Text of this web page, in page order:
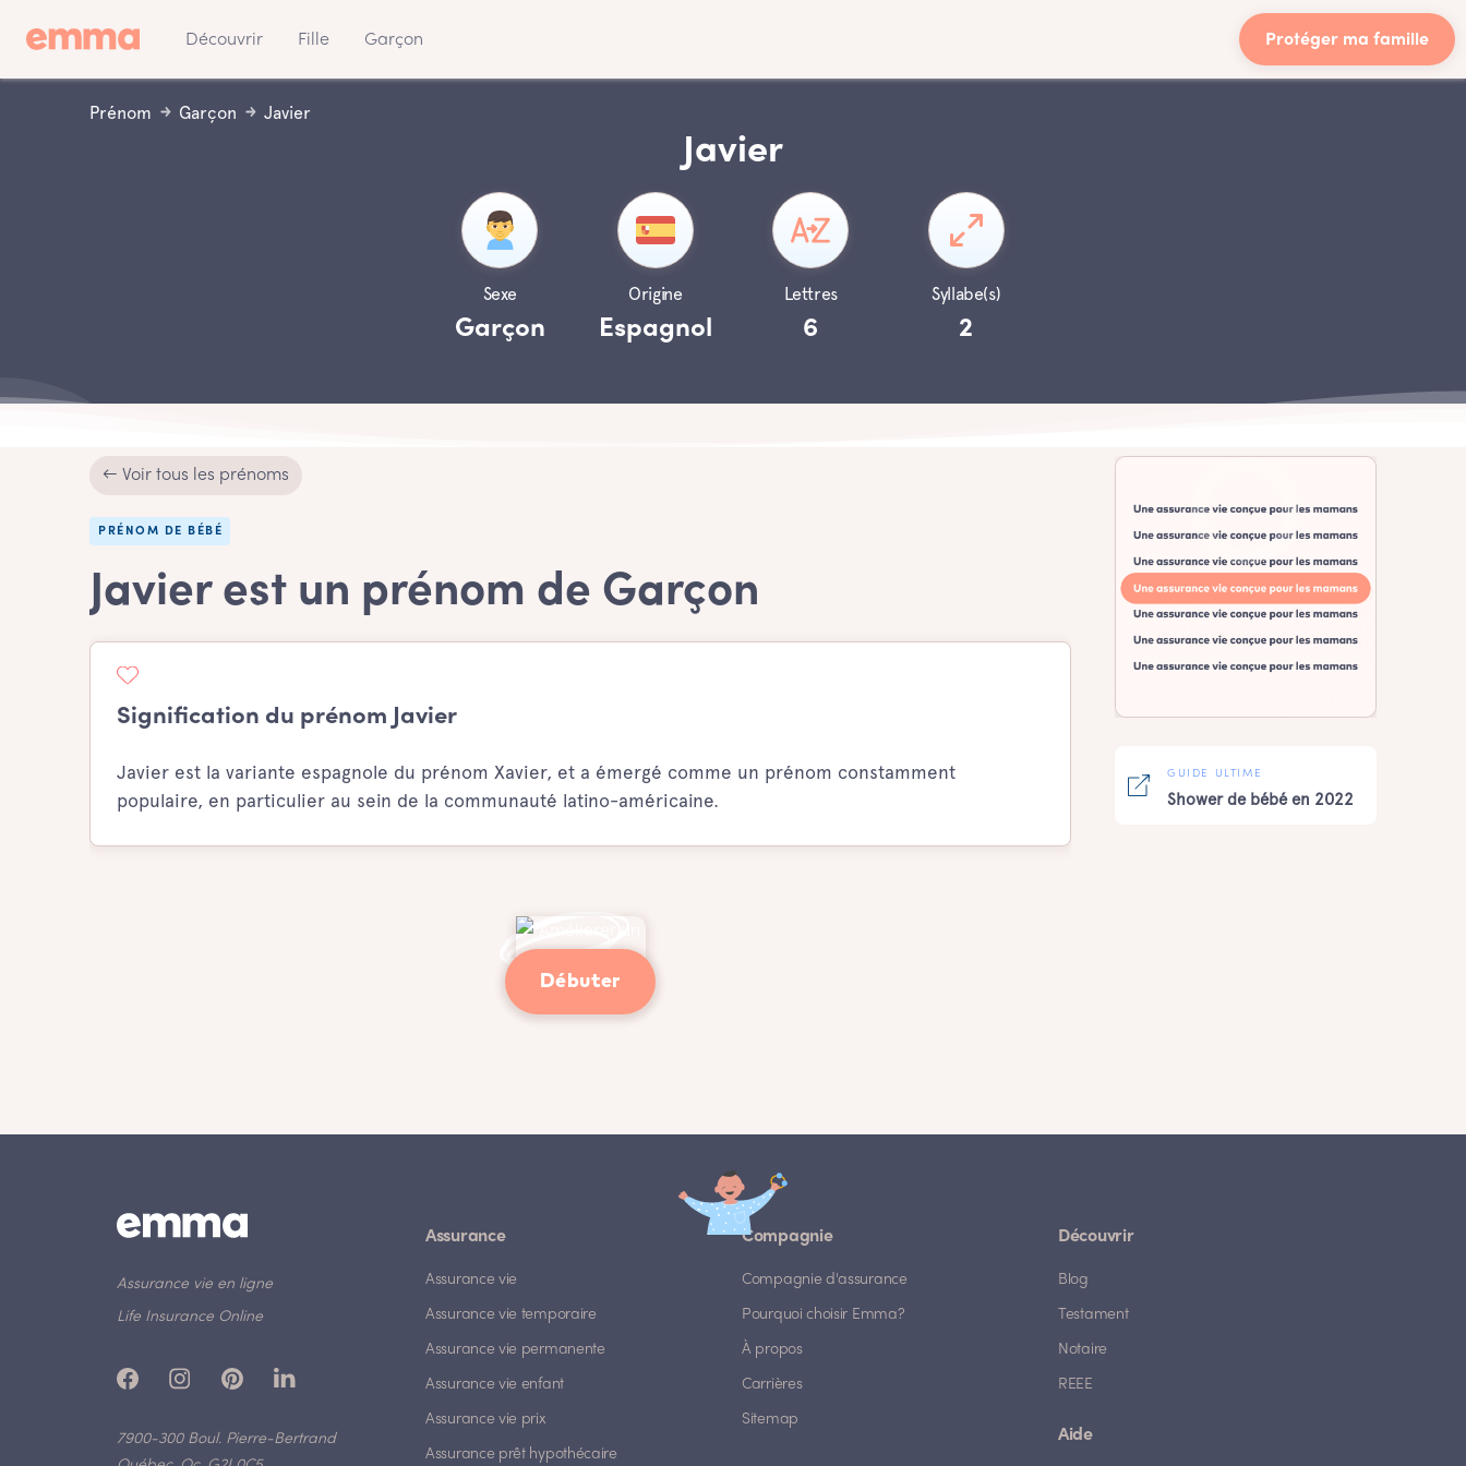
Découvrir Fille Garçon Protéger ma famille
Prénom Garçon Javier
Javier
Sexe
Garçon
Origine
Espagnol
Lettres
6
Syllabe(s)
2
← Voir tous les prénoms
PRÉNOM DE BÉBÉ
Javier est un prénom de Garçon
Signification du prénom Javier
Javier est la variante espagnole du prénom Xavier, et a émergé comme un prénom constamment
populaire, en particulier au sein de la communauté latino-américaine.
Débuter
GUIDE ULTIME
Shower de bébé en 2022
Assurance vie en ligne
Life Insurance Online
7900-300 Boul. Pierre-Bertrand
Assurance
Assurance vie
Assurance vie temporaire
Assurance vie permanente
Assurance vie enfant
Assurance vie prix
Assurance prêt hypothécaire
Compagnie
Compagnie d'assurance
Pourquoi choisir Emma?
À propos
Carrières
Sitemap
Découvrir
Blog
Testament
Notaire
REEE
Aide